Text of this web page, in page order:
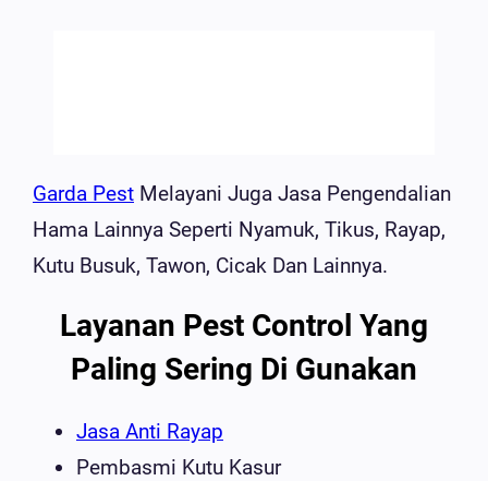
Garda Pest Melayani Juga Jasa Pengendalian
Hama Lainnya Seperti Nyamuk, Tikus, Rayap,
Kutu Busuk, Tawon, Cicak Dan Lainnya.
Layanan Pest Control Yang
Paling Sering Di Gunakan
Jasa Anti Rayap
Pembasmi Kutu Kasur